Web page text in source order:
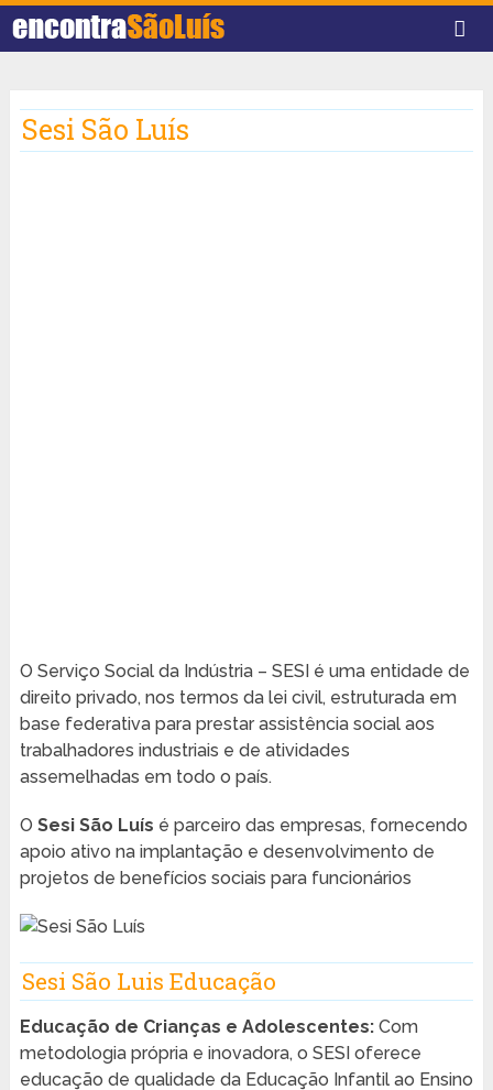
Sesi São Luís
O Serviço Social da Indústria – SESI é uma entidade de
direito privado, nos termos da lei civil, estruturada em
base federativa para prestar assistência social aos
trabalhadores industriais e de atividades
assemelhadas em todo o país.
O Sesi São Luís é parceiro das empresas, fornecendo
apoio ativo na implantação e desenvolvimento de
projetos de benefícios sociais para funcionários
Sesi São Luis Educação
Educação de Crianças e Adolescentes: Com
metodologia própria e inovadora, o SESI oferece
educação de qualidade da Educação Infantil ao Ensino